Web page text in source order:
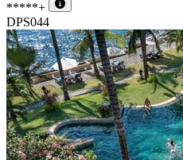
*****+
DPS044